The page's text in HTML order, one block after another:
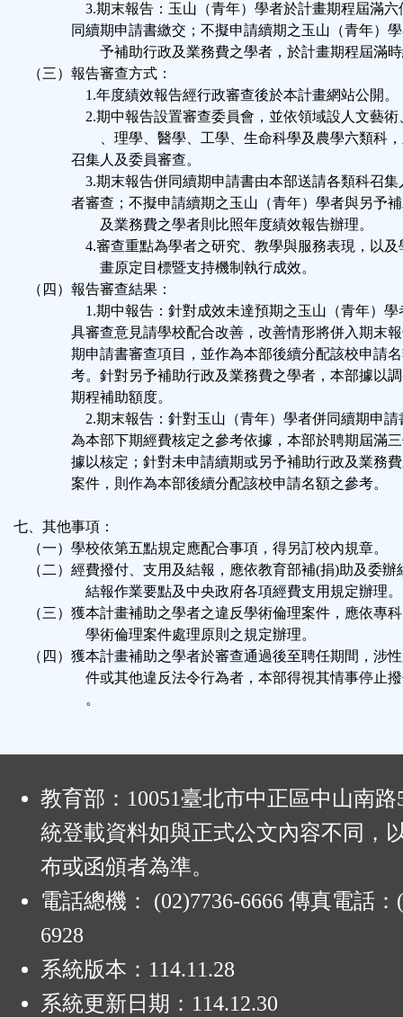
3.期末報告：玉山（青年）學者於計畫期程屆滿六
同續期申請書繳交；不擬申請續期之玉山（青年）學
予補助行政及業務費之學者，於計畫期程屆滿時
（三）報告審查方式：
1.年度績效報告經行政審查後於本計畫網站公開。
2.期中報告設置審查委員會，並依領域設人文藝術
、理學、醫學、工學、生命科學及農學六類科，
召集人及委員審查。
3.期末報告併同續期申請書由本部送請各類科召集
者審查；不擬申請續期之玉山（青年）學者與另予補
及業務費之學者則比照年度績效報告辦理。
4.審查重點為學者之研究、教學與服務表現，以及
畫原定目標暨支持機制執行成效。
（四）報告審查結果：
1.期中報告：針對成效未達預期之玉山（青年）學
具審查意見請學校配合改善，改善情形將併入期末報
期申請書審查項目，並作為本部後續分配該校申請名
考。針對另予補助行政及業務費之學者，本部據以調
期程補助額度。
2.期末報告：針對玉山（青年）學者併同續期申請
為本部下期經費核定之參考依據，本部於聘期屆滿三
據以核定；針對未申請續期或另予補助行政及業務費
案件，則作為本部後續分配該校申請名額之參考。
七、其他事項：
（一）學校依第五點規定應配合事項，得另訂校內規章。
（二）經費撥付、支用及結報，應依教育部補(捐)助及委辦
結報作業要點及中央政府各項經費支用規定辦理。
（三）獲本計畫補助之學者之違反學術倫理案件，應依專
學術倫理案件處理原則之規定辦理。
（四）獲本計畫補助之學者於審查通過後至聘任期間，涉
件或其他違反法令行為者，本部得視其情事停止撥
。
教育部：10051臺北市中正區中山南
統登載資料如與正式公文內容不同，
布或函頒者為準。
電話總機： (02)7736-6666 傳真電話：
6928
系統版本： 114.11.28
系統更新日期： 114.12.30